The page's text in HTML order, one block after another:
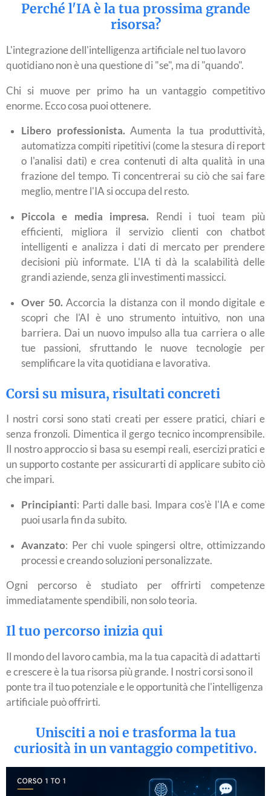
Perché l'IA è la tua prossima grande
risorsa?
L'integrazione dell'intelligenza artificiale nel tuo lavoro
quotidiano non è una questione di "se", ma di "quando".
Chi si muove per primo ha un vantaggio competitivo
enorme. Ecco cosa puoi ottenere.
Libero professionista. Aumenta la tua produttività,
automatizza compiti ripetitivi (come la stesura di report
o l'analisi dati) e crea contenuti di alta qualità in una
frazione del tempo. Ti concentrerai su ciò che sai fare
meglio, mentre l'IA si occupa del resto.
Piccola e media impresa. Rendi i tuoi team più
efficienti, migliora il servizio clienti con chatbot
intelligenti e analizza i dati di mercato per prendere
decisioni più informate. L'IA ti dà la scalabilità delle
grandi aziende, senza gli investimenti massicci.
Over 50. Accorcia la distanza con il mondo digitale e
scopri che l'AI è uno strumento intuitivo, non una
barriera. Dai un nuovo impulso alla tua carriera o alle
tue passioni, sfruttando le nuove tecnologie per
semplificare la vita quotidiana e lavorativa.
Corsi su misura, risultati concreti
I nostri corsi sono stati creati per essere pratici, chiari e
senza fronzoli. Dimentica il gergo tecnico incomprensibile.
Il nostro approccio si basa su esempi reali, esercizi pratici e
un supporto costante per assicurarti di applicare subito ciò
che impari.
Principianti: Parti dalle basi. Impara cos'è l'IA e come
puoi usarla fin da subito.
Avanzato: Per chi vuole spingersi oltre, ottimizzando
processi e creando soluzioni personalizzate.
Ogni percorso è studiato per offrirti competenze
immediatamente spendibili, non solo teoria.
Il tuo percorso inizia qui
Il mondo del lavoro cambia, ma la tua capacità di adattarti
e crescere è la tua risorsa più grande. I nostri corsi sono il
ponte tra il tuo potenziale e le opportunità che l'intelligenza
artificiale può offrirti.
Unisciti a noi e trasforma la tua
curiosità in un vantaggio competitivo.